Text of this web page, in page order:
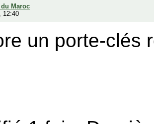
Maroc
12:40
un porte-clés